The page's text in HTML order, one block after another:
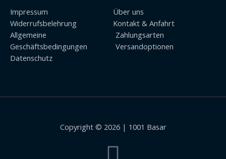
Impressum
Widerrufsbelehrung
Allgemeine
Geschäftsbedingungen
Datenschutz
Über uns
Kontakt & Anfahrt
Zahlungsarten
Versandoptionen
Copyright © 2026 | 1001 Basar